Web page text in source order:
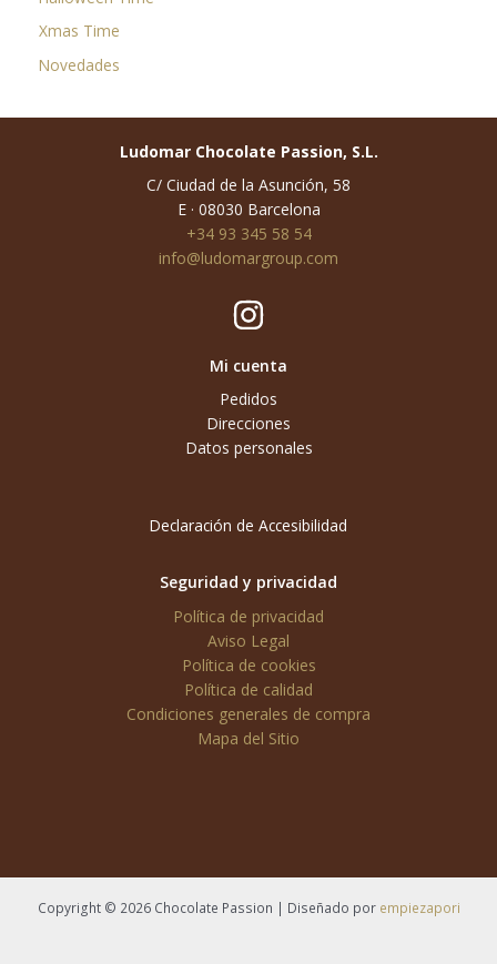
Xmas Time
Novedades
Ludomar Chocolate Passion, S.L.
C/ Ciudad de la Asunción, 58
E · 08030 Barcelona
+34 93 345 58 54
info@ludomargroup.com
Mi cuenta
Pedidos
Direcciones
Datos personales
Declaración de Accesibilidad
Seguridad y privacidad
Política de privacidad
Aviso Legal
Política de cookies
Política de calidad
Condiciones generales de compra
Mapa del Sitio
Copyright © 2026 Chocolate Passion | Diseñado por empiezapori